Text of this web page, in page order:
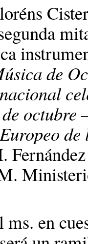
de
octubre
ms. en